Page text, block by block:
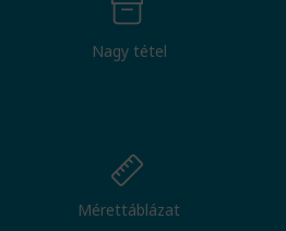
Nagy tétel
Mérettáblázat